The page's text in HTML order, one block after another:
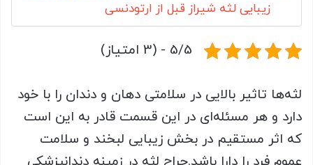
زیبایی لثه شیراز قبل از ارتودنسی
5/5 - (3 امتیاز)
لثه‌ها تاثیر بالایی در سلامتی دهان و دندان را با خود
دارد و هر مسئله‌ای در این قسمت قادر به این است
که اثر مستقیم در بخش زیبایی لبخند و سلامت